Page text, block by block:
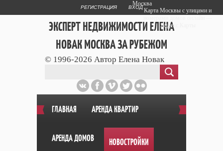
РЕГИСТРАЦИЯ ВХОД
ЭКСПЕРТ НЕДВИЖИМОСТИ ЕЛЕНА
НОВАК МОСКВА ЗА РУБЕЖОМ
Публичный сайт эксперта автора web
© 1996-2026 Автор Елена Новак
ГЛАВНАЯ АРЕНДА КВАРТИР
АРЕНДА ДОМОВ НОВОСТРОЙКИ
Москва
Карта Москвы с улицами и
Яндекс.Карты